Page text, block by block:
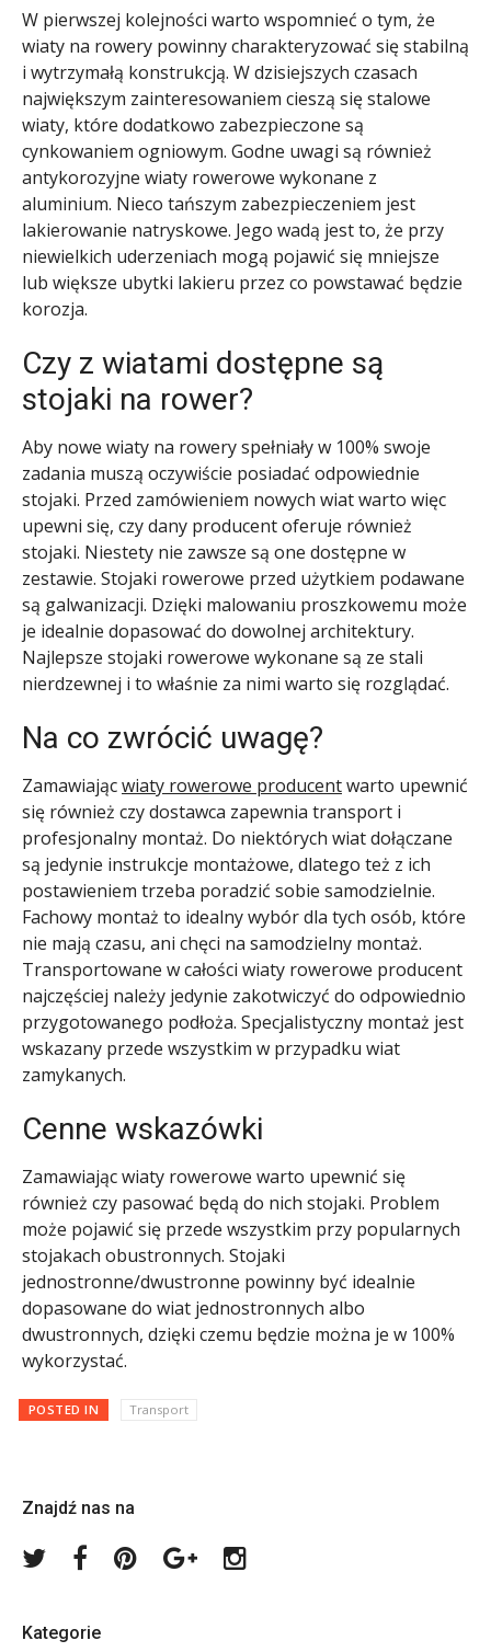
W pierwszej kolejności warto wspomnieć o tym, że
wiaty na rowery powinny charakteryzować się stabilną
i wytrzymałą konstrukcją. W dzisiejszych czasach
największym zainteresowaniem cieszą się stalowe
wiaty, które dodatkowo zabezpieczone są
cynkowaniem ogniowym. Godne uwagi są również
antykorozyjne wiaty rowerowe wykonane z
aluminium. Nieco tańszym zabezpieczeniem jest
lakierowanie natryskowe. Jego wadą jest to, że przy
niewielkich uderzeniach mogą pojawić się mniejsze
lub większe ubytki lakieru przez co powstawać będzie
korozja.
Czy z wiatami dostępne są
stojaki na rower?
Aby nowe wiaty na rowery spełniały w 100% swoje
zadania muszą oczywiście posiadać odpowiednie
stojaki. Przed zamówieniem nowych wiat warto więc
upewni się, czy dany producent oferuje również
stojaki. Niestety nie zawsze są one dostępne w
zestawie. Stojaki rowerowe przed użytkiem podawane
są galwanizacji. Dzięki malowaniu proszkowemu może
je idealnie dopasować do dowolnej architektury.
Najlepsze stojaki rowerowe wykonane są ze stali
nierdzewnej i to właśnie za nimi warto się rozglądać.
Na co zwrócić uwagę?
Zamawiającwiaty rowerowe producentwarto upewnić
się również czy dostawca zapewnia transport i
profesjonalny montaż. Do niektórych wiat dołączane
są jedynie instrukcje montażowe, dlatego też z ich
postawieniem trzeba poradzić sobie samodzielnie.
Fachowy montaż to idealny wybór dla tych osób, które
nie mają czasu, ani chęci na samodzielny montaż.
Transportowane w całości wiaty rowerowe producent
najczęściej należy jedynie zakotwiczyć do odpowiednio
przygotowanego podłoża. Specjalistyczny montaż jest
wskazany przede wszystkim w przypadku wiat
zamykanych.
Cenne wskazówki
Zamawiając wiaty rowerowe warto upewnić się
również czy pasować będą do nich stojaki. Problem
może pojawić się przede wszystkim przy popularnych
stojakach obustronnych. Stojaki
jednostronne/dwustronne powinny być idealnie
dopasowane do wiat jednostronnych albo
dwustronnych, dzięki czemu będzie można je w 100%
wykorzystać.
POSTED IN Transport
Znajdź nas na
Twitter FacebookPinterestGoogle
Plus
Instagram
Kategorie